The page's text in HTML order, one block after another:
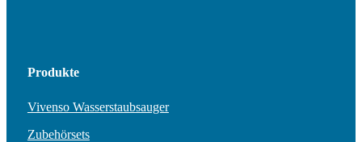
Produkte
Vivenso Wasserstaubsauger
Zubehörsets